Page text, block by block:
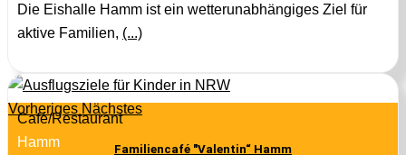
Die Eishalle Hamm ist ein wetterunabhängiges Ziel für
aktive Familien, (...)
Vorheriges Nächstes
Café/Restaurant
Hamm
Familiencafé "Valentin“ Hamm